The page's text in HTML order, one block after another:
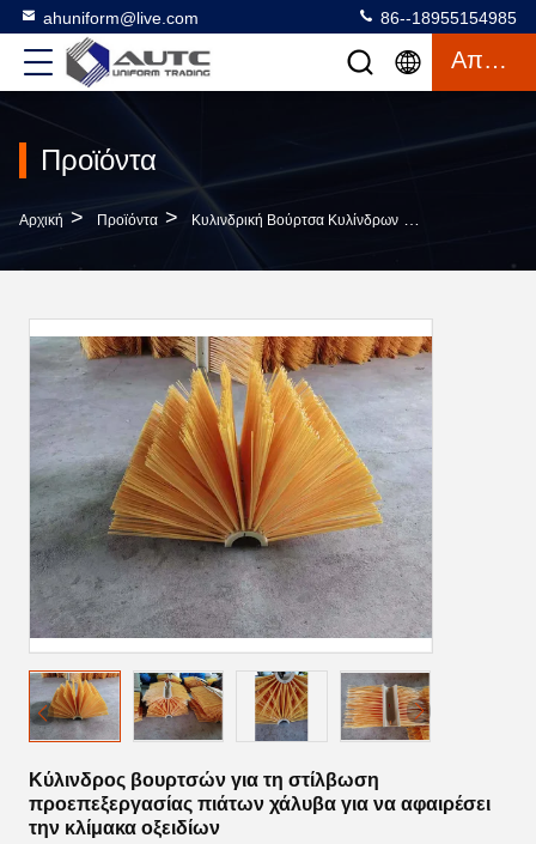
ahuniform@live.com 86--18955154985
Απόσπασμα
Προϊόντα
Αρχική > Προϊόντα > Κυλινδρική Βούρτσα Κυλίνδρων >
Κύλινδρος βουρτσών για τη στίλβωση
προεπεξεργασίας πιάτων χάλυβα για να αφαιρέσει
την κλίμακα οξειδίων